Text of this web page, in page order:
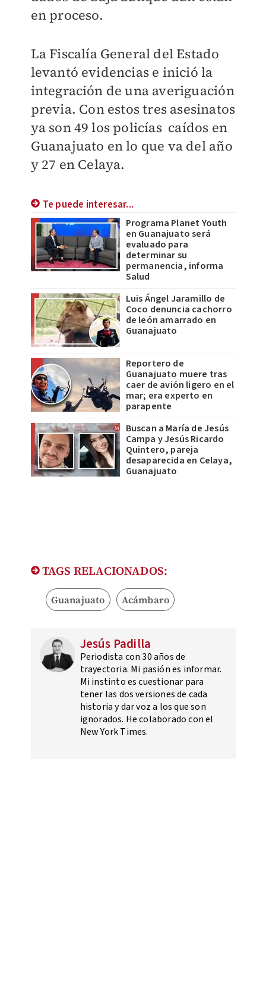
en proceso.
La Fiscalía General del Estado
levantó evidencias e inició la
integración de una averiguación
previa. Con estos tres asesinatos
ya son 49 los policías caídos en
Guanajuato en lo que va del año
y 27 en Celaya.
Te puede interesar...
Programa Planet Youth
en Guanajuato será
evaluado para
determinar su
permanencia, informa
Salud
Luis Ángel Jaramillo de
Coco denuncia cachorro
de león amarrado en
Guanajuato
Reportero de
Guanajuato muere tras
caer de avión ligero en el
mar; era experto en
parapente
Buscan a María de Jesús
Campa y Jesús Ricardo
Quintero, pareja
desaparecida en Celaya,
Guanajuato
TAGS RELACIONADOS:
Guanajuato Acámbaro
Jesús Padilla
Periodista con 30 años de
trayectoria. Mi pasión es informar.
Mi instinto es cuestionar para
tener las dos versiones de cada
historia y dar voz a los que son
ignorados. He colaborado con el
New York Times.